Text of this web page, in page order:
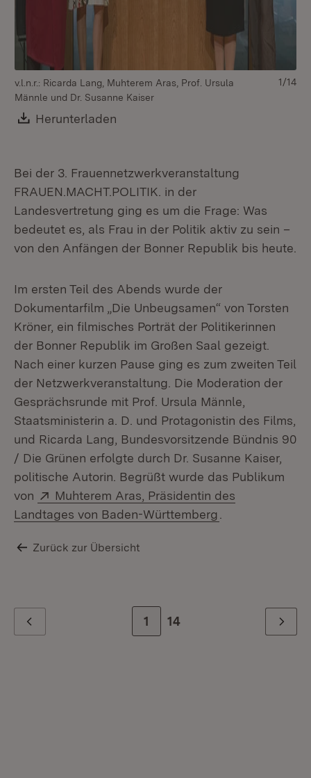
v.l.n.r.: Ricarda Lang, Muhterem Aras, Prof. Ursula
Männle und Dr. Susanne Kaiser
Download:
Herunterladen
1/14
Bei der 3. Frauennetzwerkveranstaltung
FRAUEN.MACHT.POLITIK. in der
Landesvertretung ging es um die Frage: Was
bedeutet es, als Frau in der Politik aktiv zu sein –
von den Anfängen der Bonner Republik bis heute.
Im ersten Teil des Abends wurde der
Dokumentarfilm „Die Unbeugsamen“ von Torsten
Kröner, ein filmisches Porträt der Politikerinnen
der Bonner Republik im Großen Saal gezeigt.
Nach einer kurzen Pause ging es zum zweiten Teil
der Netzwerkveranstaltung. Die Moderation der
Gesprächsrunde mit Prof. Ursula Männle,
Staatsministerin a. D. und Protagonistin des Films,
und Ricarda Lang, Bundesvorsitzende Bündnis 90
/ Die Grünen erfolgte durch Dr. Susanne Kaiser,
politische Autorin. Begrüßt wurde das Publikum
von
Extern:
Muhterem Aras, Präsidentin des
Landtages von Baden-Württemberg
Zurück zur Übersicht
Zur Seite
1 Zur letzten Seite
14 Weiter